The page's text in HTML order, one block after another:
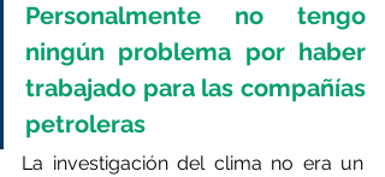
Personalmente no tengo
ningún problema por haber
trabajado para las compañías
petroleras
La investigación del clima no era un